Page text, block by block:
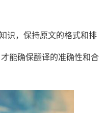
识，保持原文的格式和排
能确保翻译的准确性和合